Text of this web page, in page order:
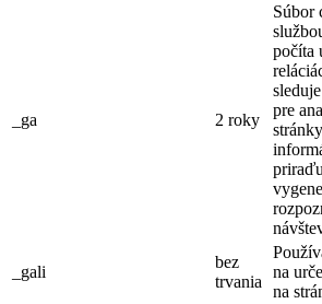
_ga 2 roky
Súbor
počíta
pre
_gali
bez
trvania
na
na